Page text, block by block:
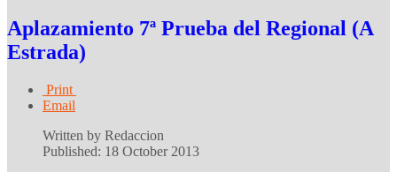
Aplazamiento 7ª Prueba del Regional (A
Estrada)
Print
Email
Written by Redaccion
Published: 18 October 2013